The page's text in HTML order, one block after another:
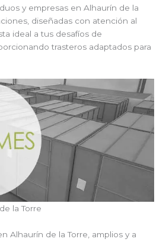
y empresas en Alhaurín de la
diseñadas con atención al
ideal a tus desafíos de
trasteros adaptados para
la Torre
Alhaurín de la Torre, amplios y a